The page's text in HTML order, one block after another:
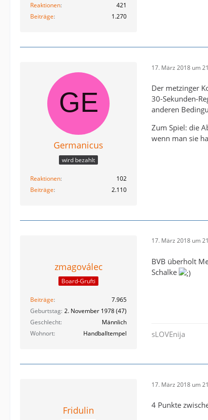
Reaktionen
421
Beiträge
1.270
Germanicus
wird bezahlt
Reaktionen
102
Beiträge
2.110
17. März 2018 um
Der metzinger
30-Sekunden-
anderen
Zum Spiel: die
wenn man sie
zmagoválec
Board-Grufti
Beiträge
7.965
Geburtstag 2. November 1978 (47)
Geschlecht
Männlich
Wohnort
Handballtempel
17. März 2018 um
BVB überholt
Schalke
sLOVEnija
Fridulin
17. März 2018 um
4 Punkte